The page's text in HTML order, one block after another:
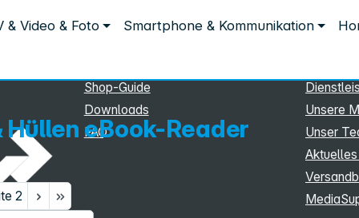
& Video & Foto Smartphone & Kommunikation
Hüllen eBook-Reader
2
Shop-Guide
Downloads
FAQ
Unsere
Unser